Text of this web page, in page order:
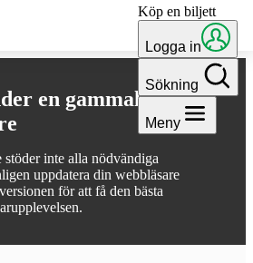
en gammal
inte alla nödvändiga
uppdatera din webbläsare
för att få den bästa
Köp en biljett
Logga in
Sökning
Meny